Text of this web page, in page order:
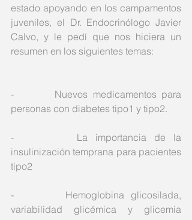
estado apoyando en los campamentos
juveniles, el Dr. Endocrinólogo Javier
Calvo, y le pedí que nos hiciera un
resumen en los siguientes temas:
-        Nuevos medicamentos para
personas con diabetes tipo1 y tipo2.
-        La importancia de la
insulinización temprana para pacientes
tipo2
-        Hemoglobina glicosilada,
variabilidad glicémica y glicemia